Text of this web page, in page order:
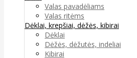
Valas pavadėliams
Valas ritėms
Dėklai, krepšiai, dėžės, kibirai
Dėklai
Dėžės, dėžutės, indeliai
Kibirai